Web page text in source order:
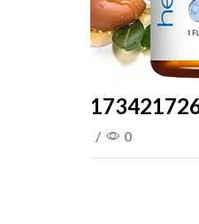
/ 0